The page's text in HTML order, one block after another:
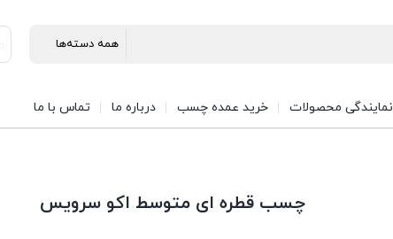
نمایندگی محصولات خرید عمده چسب درباره ما تماس با ما
چسب قطره ای متوسط اکو سرویس